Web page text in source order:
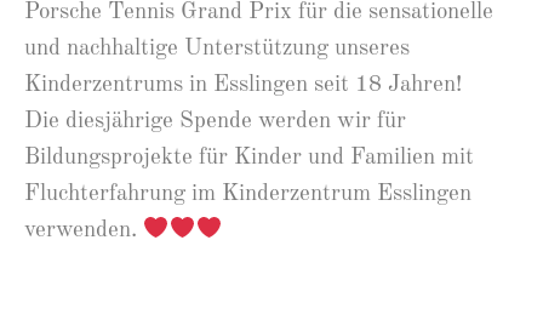
Porsche Tennis Grand Prix für die sensationelle
und nachhaltige Unterstützung unseres
Kinderzentrums in Esslingen seit 18 Jahren!
Die diesjährige Spende werden wir für
Bildungsprojekte für Kinder und Familien mit
Fluchterfahrung im Kinderzentrum Esslingen
verwenden.